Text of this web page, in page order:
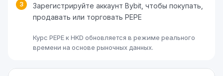
3
Зарегистрируйте аккаунт Bybit, чтобы покупать,
продавать или торговать PEPE
Курс PEPE к HKD обновляется в режиме реального
времени на основе рыночных данных.